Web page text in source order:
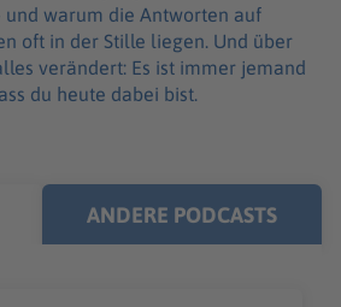
und warum die Antworten auf
oft in der Stille liegen. Und über
verändert: Es ist immer jemand
du heute dabei bist.
ANDERE PODCASTS